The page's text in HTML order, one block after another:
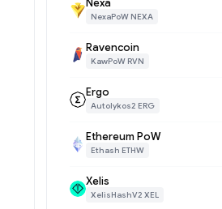
Nexa
NexaPoW NEXA
Ravencoin
KawPoW RVN
Ergo
Autolykos2 ERG
Ethereum PoW
Ethash ETHW
Xelis
XelisHashV2 XEL